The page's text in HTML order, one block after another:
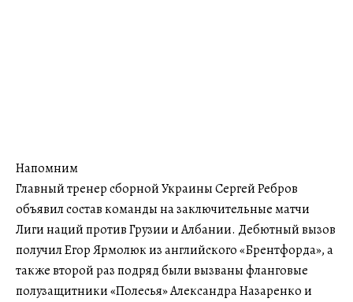
Напомним
Главный тренер сборной Украины Сергей Ребров
объявил состав команды на заключительные матчи
Лиги наций против Грузии и Албании. Дебютный вызов
получил Егор Ярмолюк из английского «Брентфорда», а
также второй раз подряд были вызваны фланговые
полузащитники «Полесья» Александра Назаренко и